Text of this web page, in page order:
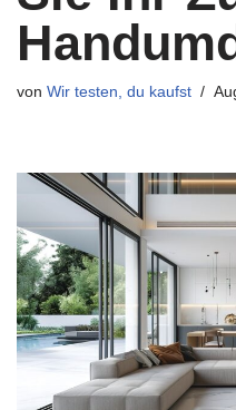
von Wir testen, du kaufst